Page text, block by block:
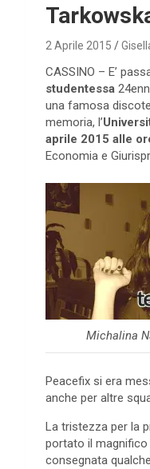
2 Aprile 2015
CASSINO – E’
studentessa
una famosa
memoria, l’
aprile 2015 alle
Economia e
Michalina
Peacefix si era
anche per altre
La tristezza per la
portato il magnifico
consegnata